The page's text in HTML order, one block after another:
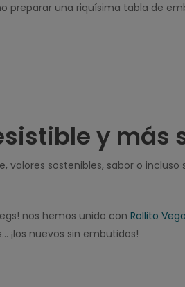
preparar una riquísima tabla de
y más
valores sostenibles, sabor o
nos hemos unido conRollito
¡los nuevos sin embutidos!